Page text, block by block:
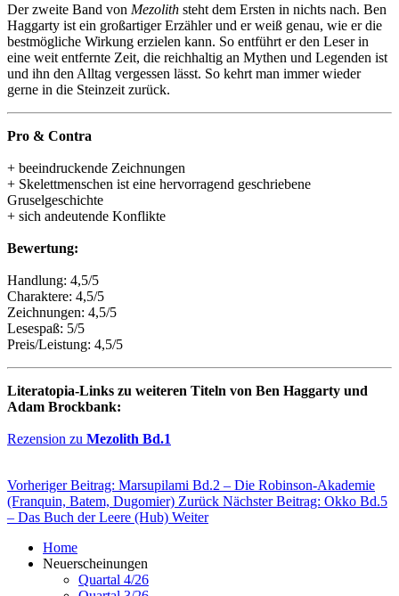
Der zweite Band von Mezolith steht dem Ersten in nichts nach. Ben
Haggarty ist ein großartiger Erzähler und er weiß genau, wie er die
bestmögliche Wirkung erzielen kann. So entführt er den Leser in
eine weit entfernte Zeit, die reichhaltig an Mythen und Legenden ist
und ihn den Alltag vergessen lässt. So kehrt man immer wieder
gerne in die Steinzeit zurück.
Pro & Contra
+ beeindruckende Zeichnungen
+ Skelettmenschen ist eine hervorragend geschriebene
Gruselgeschichte
+ sich andeutende Konflikte
Bewertung:
Handlung: 4,5/5
Charaktere: 4,5/5
Zeichnungen: 4,5/5
Lesespaß: 5/5
Preis/Leistung: 4,5/5
Literatopia-Links zu weiteren Titeln von Ben Haggarty und
Adam Brockbank:
Rezension zu Mezolith Bd.1
Vorheriger Beitrag: Marsupilami Bd.2 – Die Robinson-Akademie
(Franquin, Batem, Dugomier) Zurück Nächster Beitrag: Okko Bd.5
– Das Buch der Leere (Hub) Weiter
Home
Neuerscheinungen
Quartal 4/26